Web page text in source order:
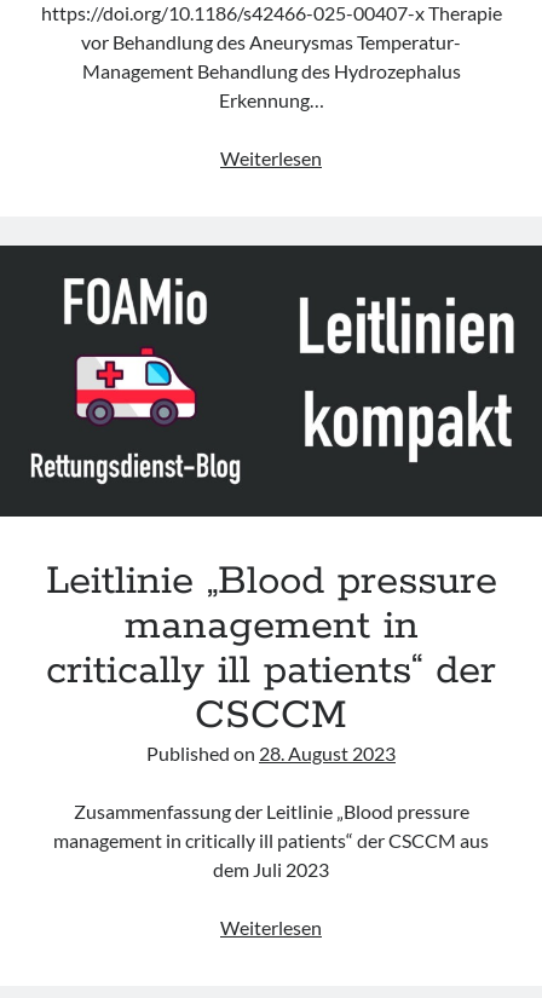
https://doi.org/10.1186/s42466-025-00407-x Therapie
vor Behandlung des Aneurysmas Temperatur-
Management Behandlung des Hydrozephalus
Erkennung…
Weiterlesen
of
subarachnoid
hemorrhage“
der
Leitlinie „Blood pressure
management in
critically ill patients“ der
CSCCM
Published on 28. August 2023
Zusammenfassung der Leitlinie „Blood pressure
management in critically ill patients“ der CSCCM aus
dem Juli 2023
Weiterlesen